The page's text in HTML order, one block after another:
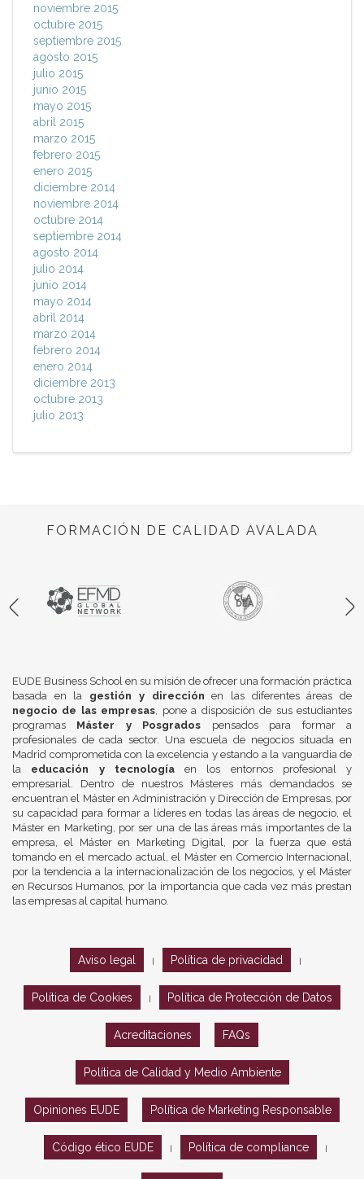
noviembre 2015
octubre 2015
septiembre 2015
agosto 2015
julio 2015
junio 2015
mayo 2015
abril 2015
marzo 2015
febrero 2015
enero 2015
diciembre 2014
noviembre 2014
octubre 2014
septiembre 2014
agosto 2014
julio 2014
junio 2014
mayo 2014
abril 2014
marzo 2014
febrero 2014
enero 2014
diciembre 2013
octubre 2013
julio 2013
FORMACIÓN DE CALIDAD AVALADA
EUDE Business School en su misión de ofrecer una formación práctica
basada en la gestión y dirección en las diferentes áreas de
negocio de las empresas, pone a disposición de sus estudiantes
programas Máster y Posgrados pensados para formar a
profesionales de cada sector. Una escuela de negocios situada en
Madrid comprometida con la excelencia y estando a la vanguardia de
la educación y tecnologíaen los entornos profesional y
empresarial. Dentro de nuestros Másteres más demandados se
encuentran el Máster en Administración y Dirección de Empresas, por
su capacidad para formar a líderes en todas las áreas de negocio, el
Máster en Marketing, por ser una de las áreas más importantes de la
empresa, el Máster en Marketing Digital, por la fuerza que está
tomando en el mercado actual, el Máster en Comercio Internacional,
por la tendencia a la internacionalización de los negocios, y el Máster
en Recursos Humanos, por la importancia que cada vez más prestan
las empresas al capital humano.
Aviso legal Política de privacidad
Política de Cookies Política de Protección de Datos
Acreditaciones FAQs
Política de Calidad y Medio Ambiente
Opiniones EUDE Política de Marketing Responsable
Código ético EUDE Política de compliance